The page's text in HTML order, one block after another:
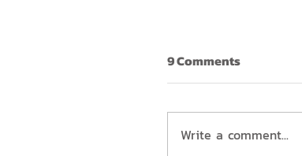
9 Comments
Write a comment...